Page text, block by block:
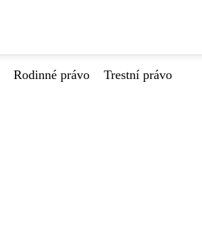
Rodinné právo
Trestní právo